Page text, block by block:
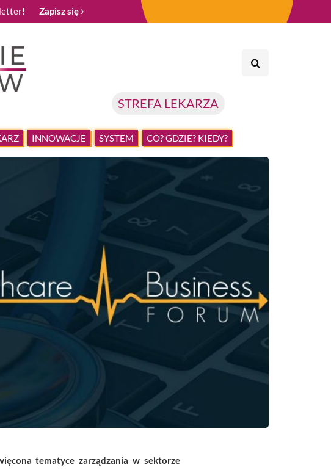
Zapisz się
STREFA LEKARZA
INNOWACJE SYSTEM CO? GDZIE? KIEDY?
tematyce zarządzania w sektorze